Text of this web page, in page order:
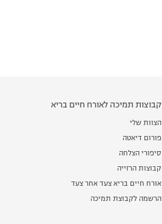
קבוצות תמיכה לאורח חיים בריא
הצוות שלי
פורום דיאטה
סיפורי הצלחה
קבוצות הרזייה
אורח חיים בריא צעד אחר צעד
הרשמה לקבוצת תמיכה